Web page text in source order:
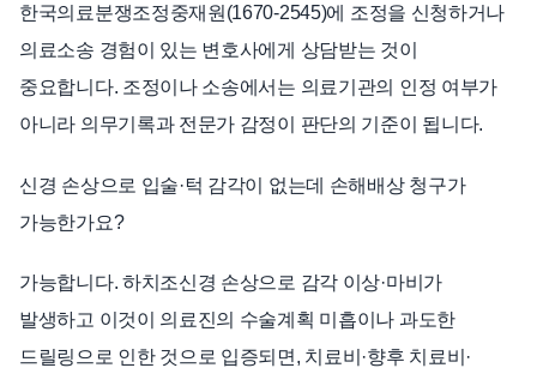
한국의료분쟁조정중재원(1670-2545)에 조정을 신청하거나
의료소송 경험이 있는 변호사에게 상담받는 것이
중요합니다. 조정이나 소송에서는 의료기관의 인정 여부가
아니라 의무기록과 전문가 감정이 판단의 기준이 됩니다.
신경 손상으로 입술·턱 감각이 없는데 손해배상 청구가
가능한가요?
가능합니다. 하치조신경 손상으로 감각 이상·마비가
발생하고 이것이 의료진의 수술계획 미흡이나 과도한
드릴링으로 인한 것으로 입증되면, 치료비·향후 치료비·